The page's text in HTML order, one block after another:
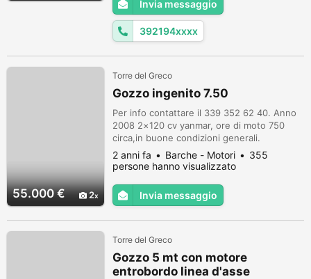
pari a nuovi Il motorino ha una garanzia
aggiuntiva di 5 anni in Yam...
Invia messaggio
392194xxxx
55.000 € 2
Torre del Greco
Gozzo ingenito 7.50
Per info contattare il 339 352 62 40. Anno
2008 2×120 cv yanmar, ore di moto 750
circa,in buone condizioni generali.
2 anni fa Barche - Motori
355
persone hanno visualizzato
Invia messaggio
Torre del Greco
Gozzo 5 mt con motore
entrobordo linea d'asse